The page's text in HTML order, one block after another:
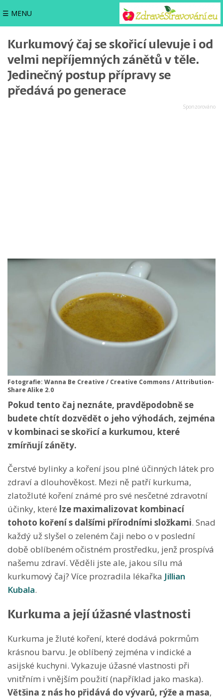
☰ MENU
Kurkumový čaj se skořicí ulevuje i od
velmi nepříjemných zánětů v těle.
Jedinečný postup přípravy se
předává po generace
Fotografie: Wanna Be Creative / Creative Commons / Attribution-
Share Alike 2.0
Pokud tento čaj neznáte, pravděpodobně se
budete chtít dozvědět o jeho výhodách, zejména
v kombinaci se skořicí a kurkumou, které
zmírňují záněty.
Čerstvé bylinky a koření jsou plné účinných látek pro
zdraví a dlouhověkost. Mezi ně patří kurkuma,
zlatožluté koření známé pro své nesčetné zdravotní
účinky, které lze maximalizovat kombinací
tohoto koření s dalšími přírodními složkami. Snad
každý už slyšel o zeleném čaji nebo o v poslední
době oblíbeném očistném prostředku, jenž prospívá
našemu zdraví. Věděli jste ale, jakou sílu má
kurkumový čaj? Více prozradila lékařka Jillian
Kubala.
Kurkuma a její úžasné vlastnosti
Kurkuma je žluté koření, které dodává pokrmům
krásnou barvu. Je oblíbený zejména v indické a
asijské kuchyni. Vykazuje úžasné vlastnosti při
vnitřním i vnějším použití (například jako maska).
Většina z nás ho přidává do vývarů, rýže a masa,